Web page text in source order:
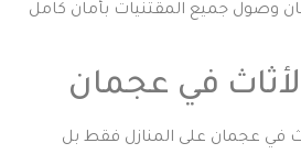
وصول جميع المقتنيات بأمان كامل
في عجمان
في عجمان على المنازل فقط بل